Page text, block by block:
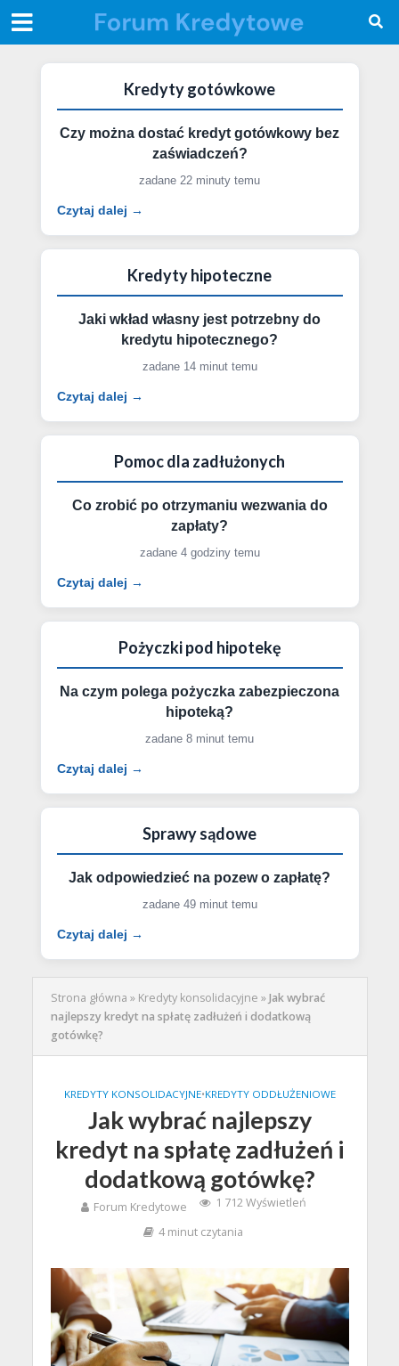
Kredyty gotówkowe
Czy można dostać kredyt gotówkowy bez
zaświadczeń?
zadane 22 minuty temu
Czytaj dalej →
Kredyty hipoteczne
Jaki wkład własny jest potrzebny do
kredytu hipotecznego?
zadane 14 minut temu
Czytaj dalej →
Pomoc dla zadłużonych
Co zrobić po otrzymaniu wezwania do
zapłaty?
zadane 4 godziny temu
Czytaj dalej →
Pożyczki pod hipotekę
Na czym polega pożyczka zabezpieczona
hipoteką?
zadane 8 minut temu
Czytaj dalej →
Sprawy sądowe
Jak odpowiedzieć na pozew o zapłatę?
zadane 49 minut temu
Czytaj dalej →
Strona główna » Kredyty konsolidacyjne »Jak wybrać
najlepszy kredyt na spłatę zadłużeń i dodatkową
gotówkę?
KREDYTY KONSOLIDACYJNE•KREDYTY ODDŁUŻENIOWE
Jak wybrać najlepszy
kredyt na spłatę zadłużeń i
dodatkową gotówkę?
Forum Kredytowe
1 712 Wyświetleń
4 minut czytania